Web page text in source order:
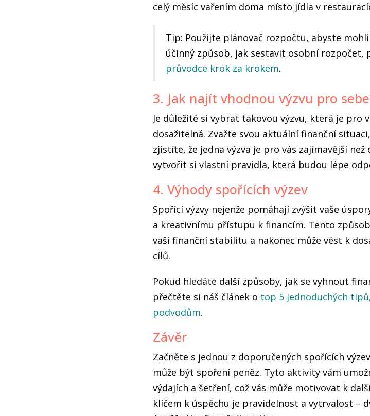
celý měsíc vařením doma místo jídla v
Tip: Použijte plánovač rozpočtu, abyste
účinný způsob, jak sestavit osobní rozpočet,
průvodce krok za krokem.
3. Jak najít vhodnou výzvu pro
Je důležité si vybrat takovou výzvu, která je pro
dosažitelná. Zvažte svou aktuální finanční
zjistíte, že jedna výzva je pro vás zajímavější
vytvořit si vlastní pravidla, která budou lépe
4. Výhody spořících výzev
Spořící výzvy nejenže pomáhají zvýšit vaše
a kreativnímu přístupu k financím. Tento
vaši finanční stabilitu a nakonec může vést k
cílů.
Pokud hledáte další způsoby, jak se vyhnout
přečtěte si náš článek o top 5 jednoduchých
podvodům.
Závěr
Začněte s jednou z doporučených spořících
může být spoření peněz. Tyto aktivity vám
výdajích a šetření, což vás může motivovat k
klíčem k úspěchu je pravidelnost a vytrvalost –